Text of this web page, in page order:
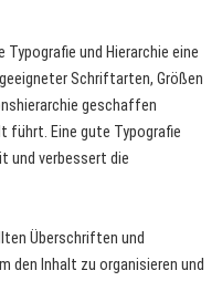
und Hierarchie eine
Schriftarten, Größen
geschaffen
führt. Eine gute Typografie
und verbessert die
Überschriften und
den Inhalt zu organisieren und